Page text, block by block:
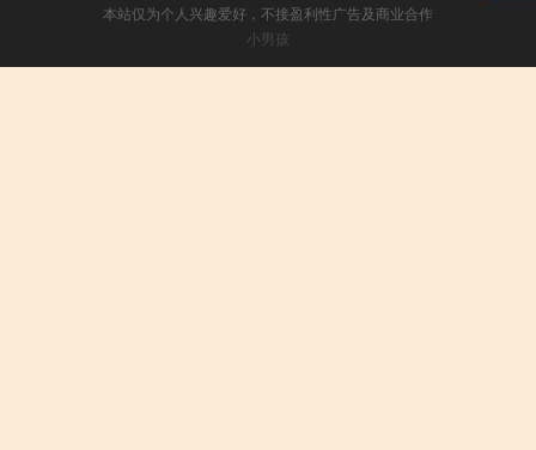
本站仅为个人兴趣爱好，不接盈利性广告及商业合作
小男孩